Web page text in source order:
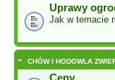
Uprawy
Jak w temacie
- CHÓW I HODOWLA
Ceny